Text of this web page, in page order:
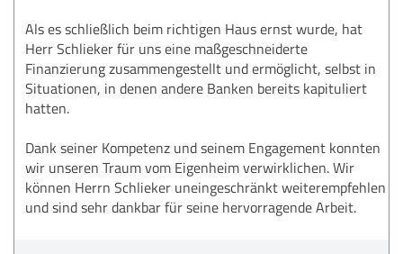
Als es schließlich beim richtigen Haus ernst wurde, hat
Herr Schlieker für uns eine maßgeschneiderte
Finanzierung zusammengestellt und ermöglicht, selbst in
Situationen, in denen andere Banken bereits kapituliert
hatten.
Dank seiner Kompetenz und seinem Engagement konnten
wir unseren Traum vom Eigenheim verwirklichen. Wir
können Herrn Schlieker uneingeschränkt weiterempfehlen
und sind sehr dankbar für seine hervorragende Arbeit.